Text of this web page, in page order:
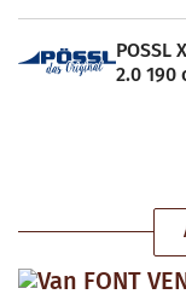
POSSL
2.0 190
Van FONT